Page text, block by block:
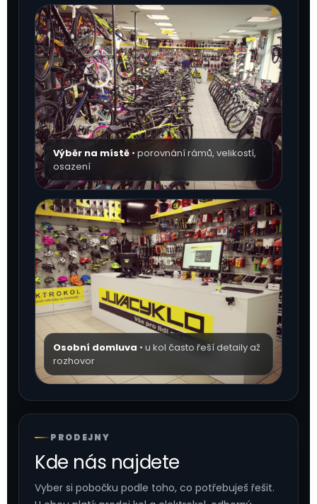
Výběr na místě • porovnání rámů, velikostí,
osazení
Osobní domluva • u kol často řeší detaily až
rozhovor
PRODEJNY
Kde nás najdete
Vyber si pobočku podle toho, co potřebuješ řešit.